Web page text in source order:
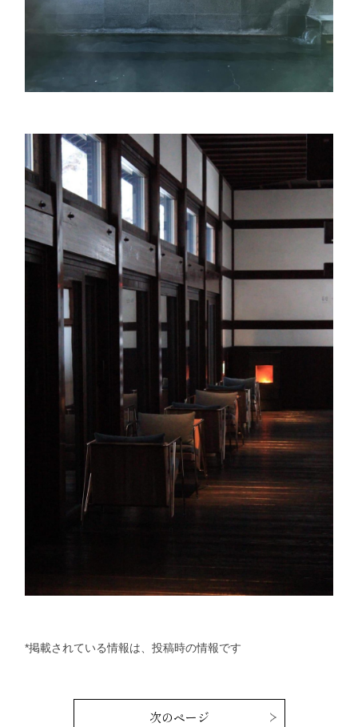
*掲載されている情報は、投稿時の情報です
次のページ